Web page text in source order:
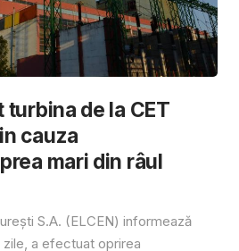
turbina de la CET
cauza
mari din râul
S.A. (ELCEN) informează
a efectuat oprirea